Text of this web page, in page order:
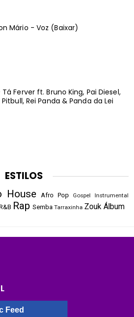
Mário - Voz (Baixar)
Ferver ft. Bruno King, Pai Diesel,
Rei Panda & Panda da Lei
ESTILOS
House Afro Pop Gospel Instrumental
Rap Semba Tarraxinha Zouk Álbum
Feed